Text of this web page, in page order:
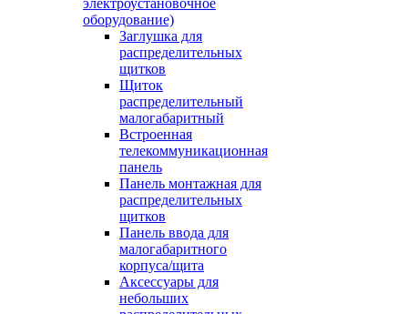
электроустановочное
оборудование)
Заглушка для
распределительных
щитков
Щиток
распределительный
малогабаритный
Встроенная
телекоммуникационная
панель
Панель монтажная для
распределительных
щитков
Панель ввода для
малогабаритного
корпуса/щита
Аксессуары для
небольших